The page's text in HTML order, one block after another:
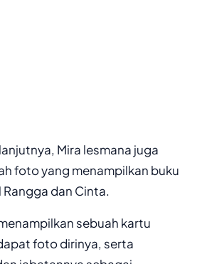
Mira lesmana juga
foto yang menampilkan buku
dan Cinta.
sebuah kartu
foto dirinya, serta